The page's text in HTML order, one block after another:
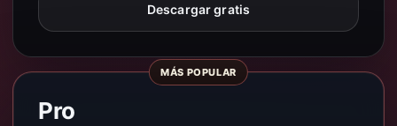
Descargar gratis
MÁS POPULAR
Pro